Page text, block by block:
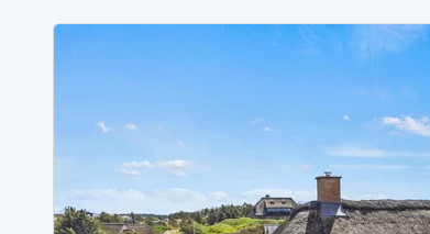
Ferienhäuser neu gebaut
Ferienhäuser mit Aussicht
Ferienhäuser mit Whirlpool
Ferienhäuser mit Freitagswechsel
Ferienhäuser mit Samstagswechsel